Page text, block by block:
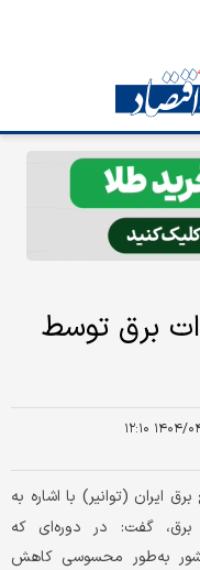
۲۴۰۰ مگاوات برق توسط
۱۴ ۱۲:۱۰
ایران (توانیر) با اشاره به
برق، گفت: در دوره‌ای که
به‌طور محسوسی کاهش